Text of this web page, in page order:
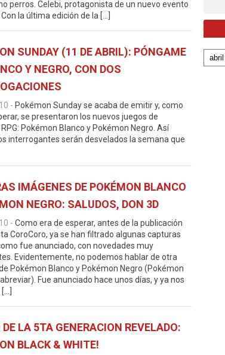
perros. Celebi, protagonista de un nuevo evento
la última edición de la […]
SUNDAY (11 DE ABRIL): PÓNGAME
Y NEGRO, CON DOS
- Pokémon Sunday se acaba de emitir y, como
se presentaron los nuevos juegos de
Pokémon Blanco y Pokémon Negro. Así
interrogantes serán desvelados la semana que
IMÁGENES DE POKÉMON BLANCO
NEGRO: SALUDOS, DON 3D
- Como era de esperar, antes de la publicación
CoroCoro, ya se han filtrado algunas capturas
fue anunciado, con novedades muy
Evidentemente, no podemos hablar de otra
Pokémon Blanco y Pokémon Negro (Pokémon
Fue anunciado hace unos días, y ya nos
LA 5TA GENERACION REVELADO:
BLACK & WHITE!